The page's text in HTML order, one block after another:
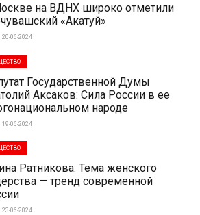
на ВДНХ широко отметили
«Акатуй»
20-06-2024
Государственной Думы
Аксаков: Сила России в ее
народе
19-06-2024
Ратникова: Тема женского
— тренд современной
23-06-2024